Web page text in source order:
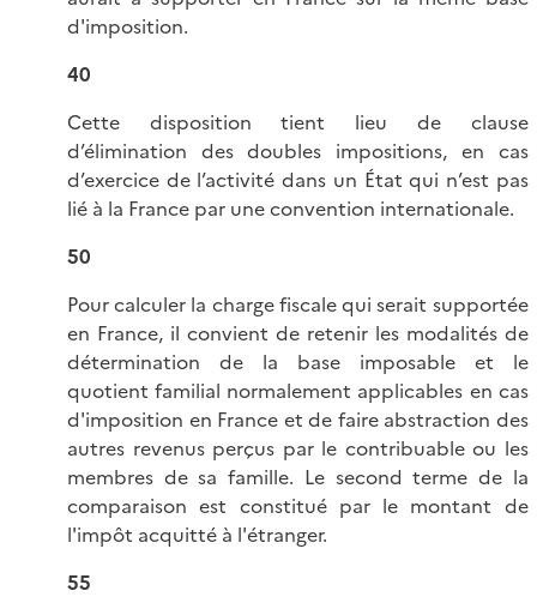
d'imposition.
40
Cette disposition tient lieu de clause
d’élimination des doubles impositions, en cas
d’exercice de l’activité dans un État qui n’est pas
lié à la France par une convention internationale.
50
Pour calculer la charge fiscale qui serait supportée
en France, il convient de retenir les modalités de
détermination de la base imposable et le
quotient familial normalement applicables en cas
d'imposition en France et de faire abstraction des
autres revenus perçus par le contribuable ou les
membres de sa famille. Le second terme de la
comparaison est constitué par le montant de
l'impôt acquitté à l'étranger.
55